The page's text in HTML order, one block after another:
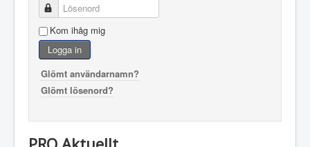
Lösenord
Kom ihåg mig
Logga in
Glömt användarnamn?
Glömt lösenord?